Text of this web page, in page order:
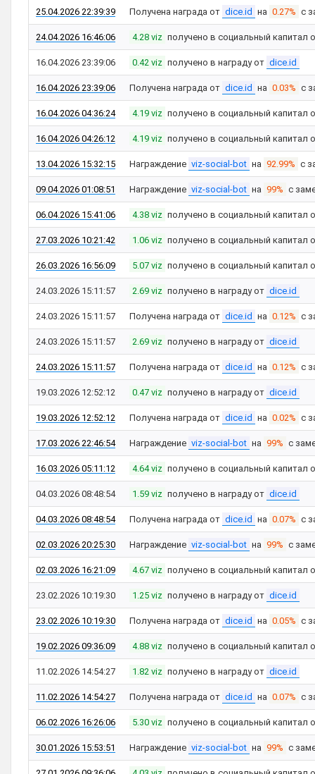
25.04.2026 22:39:39 Получена награда от dice.id на 0.27% с
24.04.2026 16:46:06 4.28 viz получено в социальный капитал
16.04.2026 23:39:06 0.42 viz получено в награду от dice.id
16.04.2026 23:39:06 Получена награда от dice.id на 0.03% с
16.04.2026 04:36:24 4.19 viz получено в социальный капитал
16.04.2026 04:26:12 4.19 viz получено в социальный капитал
13.04.2026 15:32:15 Награждение viz-social-bot на 92.99% с
09.04.2026 01:08:51 Награждение viz-social-bot на 99% с
06.04.2026 15:41:06 4.38 viz получено в социальный капитал
27.03.2026 10:21:42 1.06 viz получено в социальный капитал
26.03.2026 16:56:09 5.07 viz получено в социальный капитал
24.03.2026 15:11:57 2.69 viz получено в награду от dice.id
24.03.2026 15:11:57 Получена награда от dice.id на 0.12% с
24.03.2026 15:11:57 2.69 viz получено в награду от dice.id
24.03.2026 15:11:57 Получена награда от dice.id на 0.12% с
19.03.2026 12:52:12 0.47 viz получено в награду от dice.id
19.03.2026 12:52:12 Получена награда от dice.id на 0.02% с
17.03.2026 22:46:54 Награждение viz-social-bot на 99% с
16.03.2026 05:11:12 4.64 viz получено в социальный капитал
04.03.2026 08:48:54 1.59 viz получено в награду от dice.id
04.03.2026 08:48:54 Получена награда от dice.id на 0.07% с
02.03.2026 20:25:30 Награждение viz-social-bot на 99% с
02.03.2026 16:21:09 4.67 viz получено в социальный капитал
23.02.2026 10:19:30 1.25 viz получено в награду от dice.id
23.02.2026 10:19:30 Получена награда от dice.id на 0.05% с
19.02.2026 09:36:09 4.88 viz получено в социальный капитал
11.02.2026 14:54:27 1.82 viz получено в награду от dice.id
11.02.2026 14:54:27 Получена награда от dice.id на 0.07% с
06.02.2026 16:26:06 5.30 viz получено в социальный капитал
30.01.2026 15:53:51 Награждение viz-social-bot на 99% с